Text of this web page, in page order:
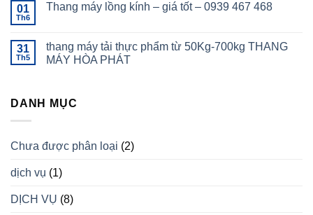
01
Th6
Thang máy lồng kính – giá tốt – 0939 467 468
31
Th5
thang máy tải thực phẩm từ 50Kg-700kg THANG
MÁY HÒA PHÁT
DANH MỤC
Chưa được phân loại (2)
dịch vụ (1)
DỊCH VỤ (8)